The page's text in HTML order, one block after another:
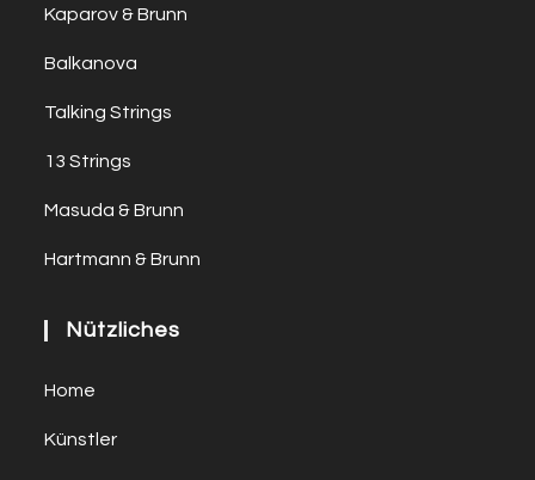
Kaparov & Brunn
Balkanova
Talking Strings
13 Strings
Masuda & Brunn
Hartmann & Brunn
Nützliches
Home
Künstler